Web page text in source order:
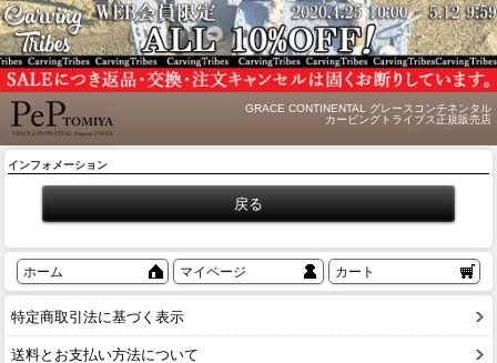
GRACE CONTINENTAL グレースコンチネンタル
カービングトライブス正規販売店
インフォメーション
ホーム マイページ カート
特定商取引法に基づく表示
送料とお支払い方法について